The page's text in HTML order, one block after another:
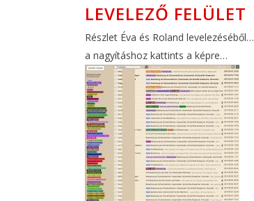
LEVELEZŐ FELÜLET
Részlet Éva és Roland levelezéséből…
a nagyításhoz kattints a képre…